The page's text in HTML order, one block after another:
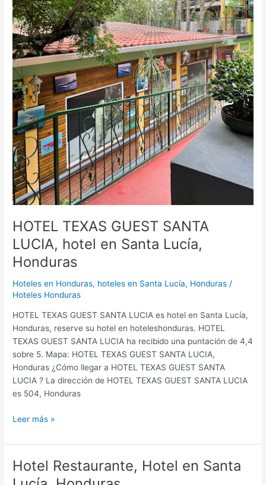
HOTEL TEXAS GUEST SANTA
LUCIA, hotel en Santa Lucía,
Honduras
Hoteles en Honduras, hoteles en Santa Lucía, Honduras /
Hoteles Honduras
HOTEL TEXAS GUEST SANTA LUCIA es hotel en Santa Lucía,
Honduras, reserve su hotel en hoteleshonduras. HOTEL
TEXAS GUEST SANTA LUCIA ha recibido una puntación de 4,4
sobre 5. Mapa: HOTEL TEXAS GUEST SANTA LUCIA,
Honduras ¿Cómo llegar a HOTEL TEXAS GUEST SANTA
LUCIA ? La dirección de HOTEL TEXAS GUEST SANTA LUCIA
es 504, Honduras
Honduras
Leer más »
Hotel Restaurante, Hotel en Santa
Hotel
Restaurante,